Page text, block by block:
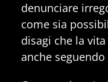
denunciare
come sia
disagi che la
anche